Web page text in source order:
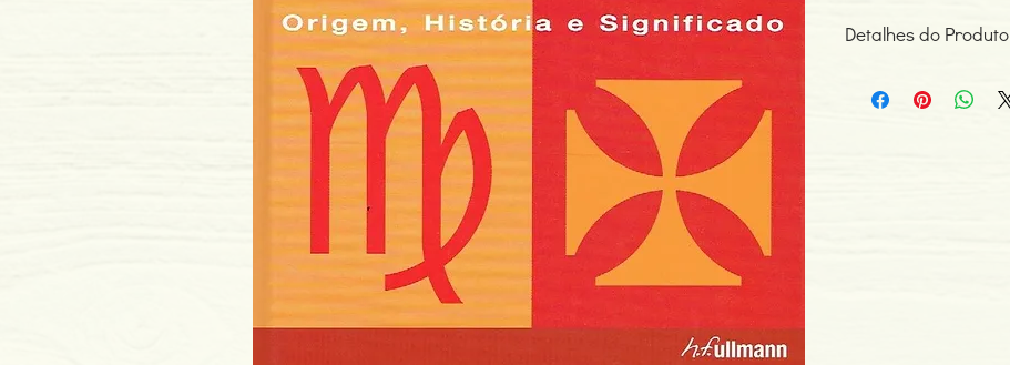
Detalhes do Produto
ISBN: 9783833143366